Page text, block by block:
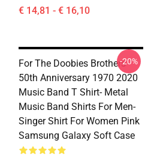
€ 14,81 - € 16,10
For The Doobies Brothers
50th Anniversary 1970 2020
Music Band T Shirt- Metal
Music Band Shirts For Men-
Singer Shirt For Women Pink
Samsung Galaxy Soft Case
-20%